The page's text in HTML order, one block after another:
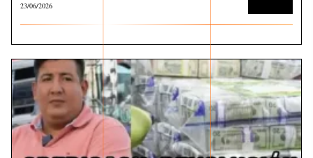
23/06/2026